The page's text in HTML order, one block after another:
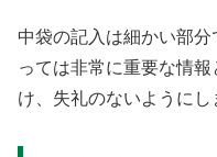
中袋の記入は細かい部
っては非常に重要な情
け、失礼のないようにし